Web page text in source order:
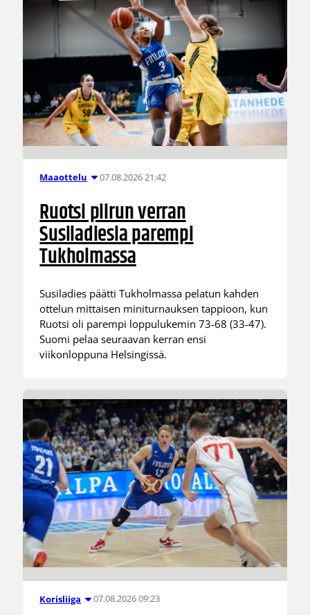
Maaottelu 07.08.2026 21:42
Ruotsi piirun verran
Susiladiesia parempi
Tukholmassa
Susiladies päätti Tukholmassa pelatun kahden
ottelun mittaisen miniturnauksen tappioon, kun
Ruotsi oli parempi loppulukemin 73-68 (33-47).
Suomi pelaa seuraavan kerran ensi
viikonloppuna Helsingissä.
Korisliiga 07.08.2026 09:23